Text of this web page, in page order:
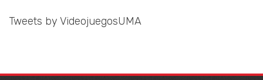
Tweets by VideojuegosUMA